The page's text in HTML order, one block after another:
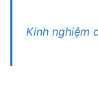
Kinh nghiệm